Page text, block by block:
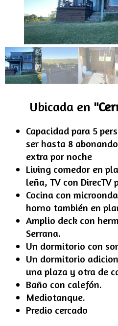
Ubicada en
Capacidad para 5
ser hasta 8
extra por noche
Living comedor en
leña, TV con DirecTV
Cocina con
horno también en
Amplio deck con
Serrana.
Un dormitorio con
Un dormitorio
una plaza y otra de
Baño con calefón.
Mediotanque.
Predio cercado